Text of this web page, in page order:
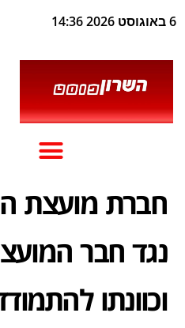
6 באוגוסט 2026 14:36
חברת מועצת
נגד חבר
וכוונתו